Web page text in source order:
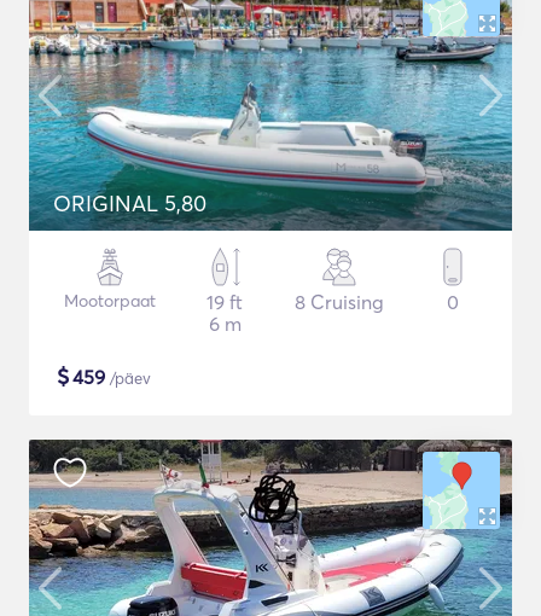
ORIGINAL 5,80
Mootorpaat
19 ft
6 m
8 Cruising 0
$459 /päev